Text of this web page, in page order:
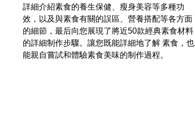
詳細介紹素食的養生保健、瘦身美容等多種功
效，以及與素食有關的誤區、營養搭配等各方面
的細節，最后向您展現了將近50款經典素食材料
的詳細制作步驟。讓您既能詳細地了解 素食，也
能親自嘗試和體驗素食美味的制作過程。